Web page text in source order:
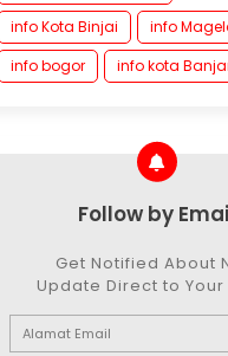
info Kota Binjai
info
info bogor
info kota
Follow by
Get Notified About
Update Direct to